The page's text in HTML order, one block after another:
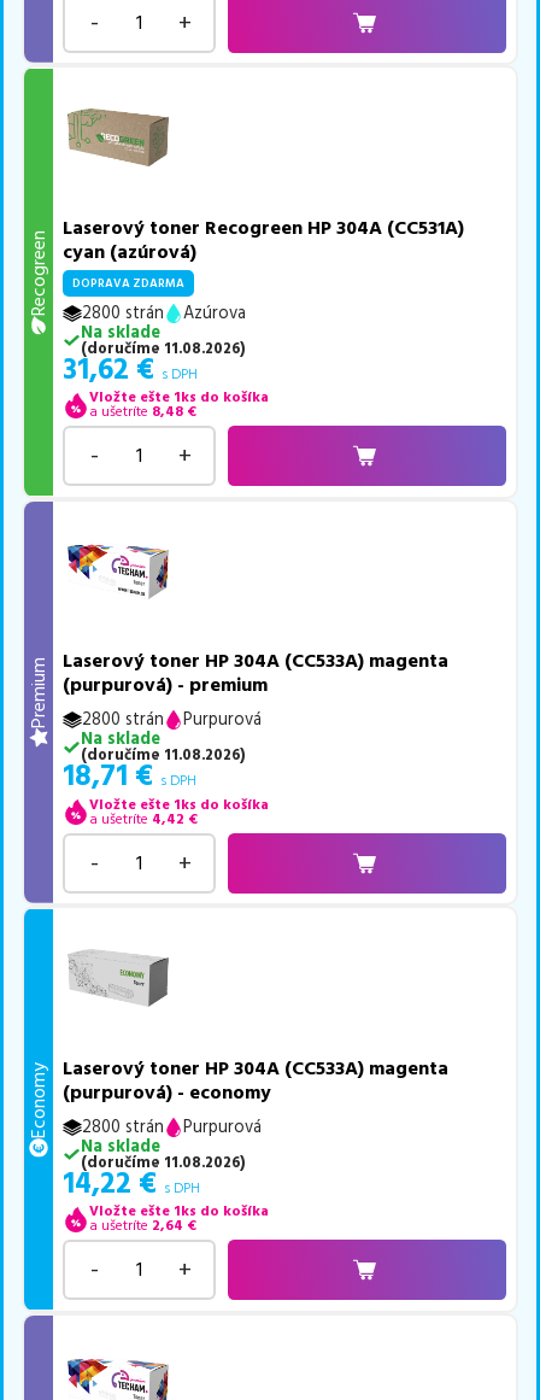
- +
Recogreen
Laserový toner Recogreen HP 304A (CC531A)
cyan (azúrová)
DOPRAVA ZDARMA
2800 strán
Azúrova
Na sklade
(doručíme 11.08.2026)
31,62 € s DPH
Vložte ešte 1ks do košíka
a ušetríte 8,48 €
- +
Premium
Laserový toner HP 304A (CC533A) magenta
(purpurová) - premium
2800 strán
Purpurová
Na sklade
(doručíme 11.08.2026)
18,71 € s DPH
Vložte ešte 1ks do košíka
a ušetríte 4,42 €
- +
Economy
Laserový toner HP 304A (CC533A) magenta
(purpurová) - economy
2800 strán
Purpurová
Na sklade
(doručíme 11.08.2026)
14,22 € s DPH
Vložte ešte 1ks do košíka
a ušetríte 2,64 €
- +